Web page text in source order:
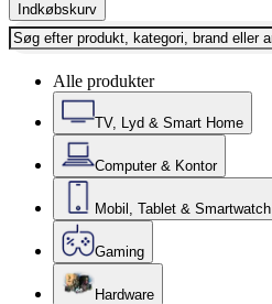
Indkøbskurv
Alle produkter
TV, Lyd & Smart Home
Computer & Kontor
Mobil, Tablet & Smartwatch
Gaming
Hardware